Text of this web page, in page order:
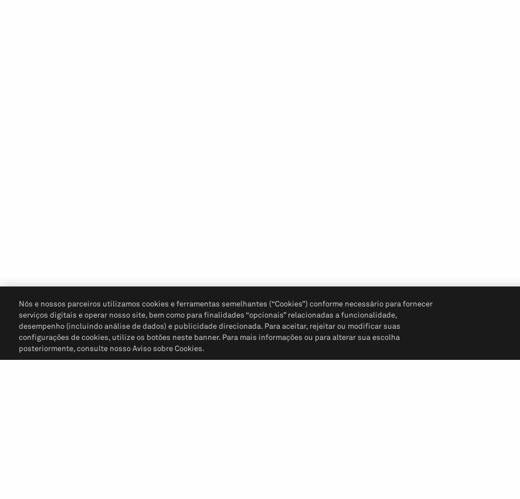
Nós e nossos parceiros utilizamos cookies e ferramentas semelhantes (“Cookies”) conforme necessário para fornecer
serviços digitais e operar nosso site, bem como para finalidades “opcionais” relacionadas a funcionalidade,
desempenho (incluindo análise de dados) e publicidade direcionada. Para aceitar, rejeitar ou modificar suas
configurações de cookies, utilize os botões neste banner. Para mais informações ou para alterar sua escolha
posteriormente, consulte nosso Aviso sobre Cookies.